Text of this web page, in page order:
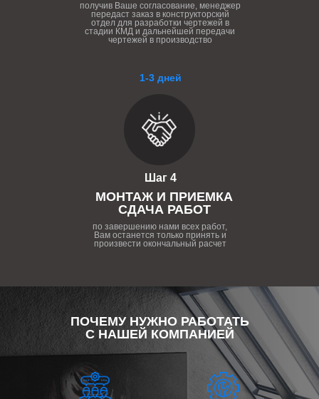
1-3 дней
Шаг 4
МОНТАЖ И ПРИЕМКА
СДАЧА РАБОТ
по завершению нами всех работ,
Вам останется только принять и
произвести окончальный расчет
получив Ваше согласование, менеджер
передаст заказ в конструкторский
отдел для разработки чертежей в
стадии КМД и дальнейшей передачи
чертежей в производство
ПОЧЕМУ НУЖНО РАБОТАТЬ
С НАШЕЙ КОМПАНИЕЙ